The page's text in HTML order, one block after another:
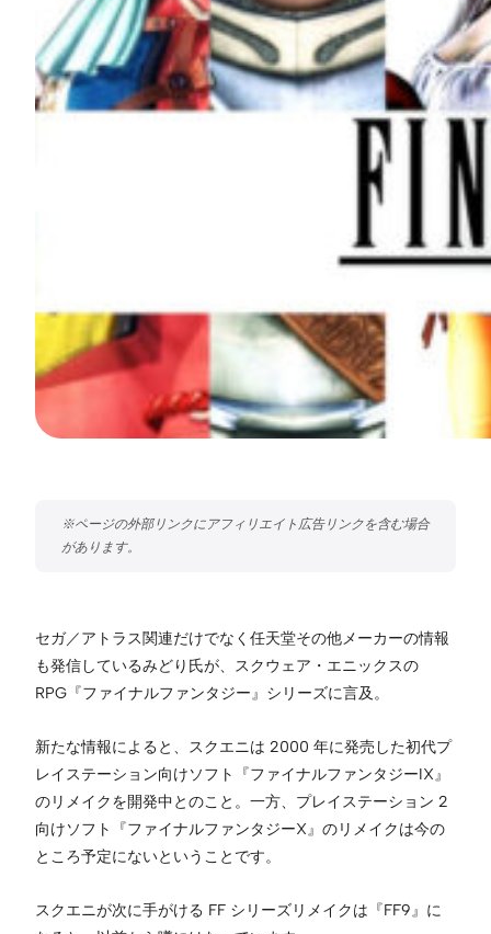
セガ／アトラス関連だけでなく任天堂その他メーカーの情報
も発信しているみどり氏が、スクウェア・エニックスの
RPG『ファイナルファンタジー』シリーズに言及。
新たな情報によると、スクエニは 2000 年に発売した初代プ
レイステーション向けソフト『ファイナルファンタジーIX』
のリメイクを開発中とのこと。一方、プレイステーション 2
向けソフト『ファイナルファンタジーX』のリメイクは今の
ところ予定にないということです。
スクエニが次に手がける FF シリーズリメイクは『FF9』に